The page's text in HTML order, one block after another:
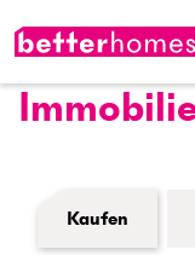
Formular
Kaufen
PLZ / Ort